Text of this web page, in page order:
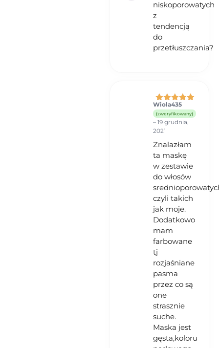
niskoporowatych
z
tendencją
do
przetłuszczania?
Oceniono
na 5
Wiola435
(zweryfikowany)
– 19 grudnia,
2021
Znalazłam
ta maskę
w zestawie
do włosów
czyli takich
jak moje.
Dodatkowo
mam
farbowane
tj
rozjaśniane
pasma
przez co są
one
strasznie
suche.
Maska jest
gęsta,koloru